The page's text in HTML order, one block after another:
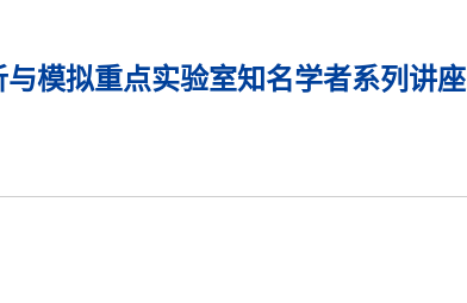
与模拟重点实验室知名学者系列讲